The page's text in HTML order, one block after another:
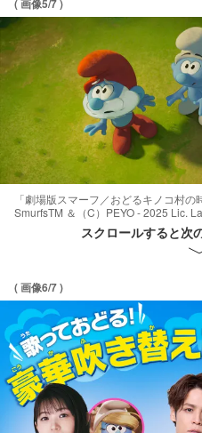
( 画像5/7 )
「劇場版スマーフ／おどるキノコ村の
SmurfsTM ＆（C）PEYO - 2025 Lic.
スクロールすると次
( 画像6/7 )